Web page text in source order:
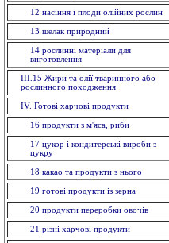
12 насiння і плоди олійних рослин
13 шелак природний
14 рослинні матеріали для
виготовлення
ІІІ.15 Жири та олії тваринного або
рослинного походження
IV. Готові харчові продукти
16 продукти з м'яса, риби
17 цукор і кондитерські вироби з
цукру
18 какао та продукти з нього
19 готові продукти із зерна
20 продукти переробки овочів
21 різні харчові продукти